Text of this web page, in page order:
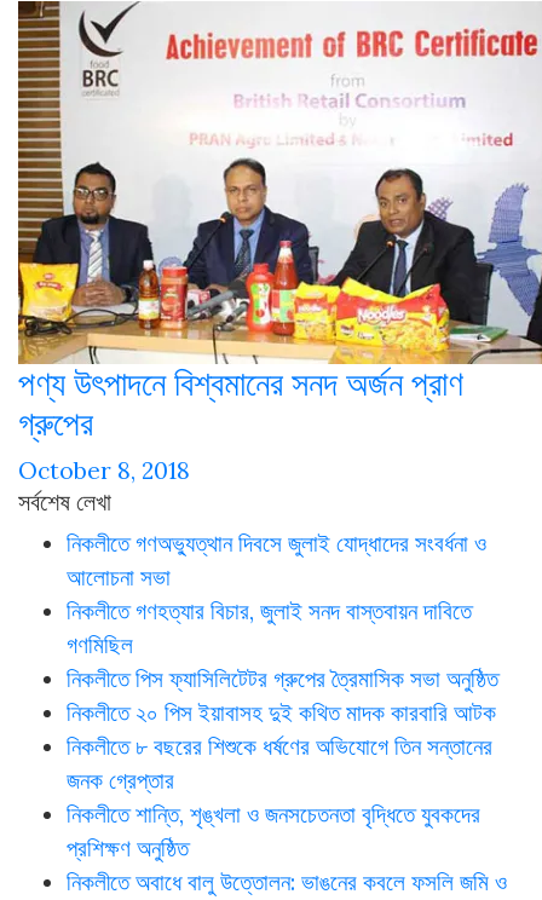
পণ্য উৎপাদনে বিশ্বমানের সনদ অর্জন প্রাণ
গ্রুপের
October 8, 2018
সর্বশেষ লেখা
নিকলীতে গণঅভ্যুত্থান দিবসে জুলাই যোদ্ধাদের সংবর্ধনা ও
আলোচনা সভা
নিকলীতে গণহত্যার বিচার, জুলাই সনদ বাস্তবায়ন দাবিতে
গণমিছিল
নিকলীতে পিস ফ্যাসিলিটেটর গ্রুপের ত্রৈমাসিক সভা অনুষ্ঠিত
নিকলীতে ২০ পিস ইয়াবাসহ দুই কথিত মাদক কারবারি আটক
নিকলীতে ৮ বছরের শিশুকে ধর্ষণের অভিযোগে তিন সন্তানের
জনক গ্রেপ্তার
নিকলীতে শান্তি, শৃঙ্খলা ও জনসচেতনতা বৃদ্ধিতে যুবকদের
প্রশিক্ষণ অনুষ্ঠিত
নিকলীতে অবাধে বালু উত্তোলন: ভাঙনের কবলে ফসলি জমি ও